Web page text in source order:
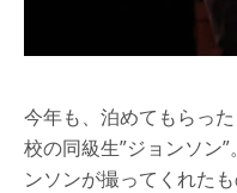
今年も、泊めてもらっ
校の同級生”ジョンソン
ンソンが撮ってくれたも